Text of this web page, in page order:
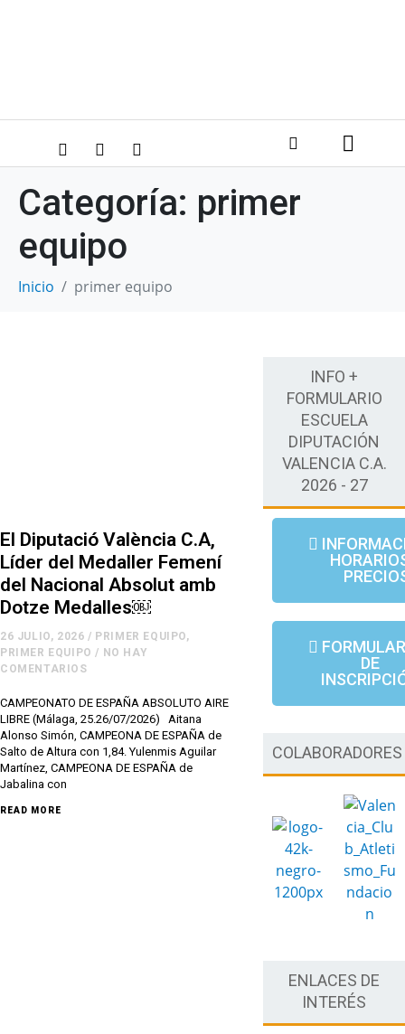
Categoría: primer
equipo
Inicio primer equipo
El Diputació València C.A,
Líder del Medaller Femení
del Nacional Absolut amb
Dotze Medalles￼
26 JULIO, 2026 / PRIMER EQUIPO,
PRIMER EQUIPO / NO HAY
COMENTARIOS
CAMPEONATO DE ESPAÑA ABSOLUTO AIRE
LIBRE (Málaga, 25.26/07/2026) Aitana
Alonso Simón, CAMPEONA DE ESPAÑA de
Salto de Altura con 1,84. Yulenmis Aguilar
Martínez, CAMPEONA DE ESPAÑA de
Jabalina con
READ MORE
INFO +
FORMULARIO
ESCUELA
DIPUTACIÓN
VALENCIA C.A.
2026 - 27
DE
COLABORADORES
ENLACES DE
INTERÉS